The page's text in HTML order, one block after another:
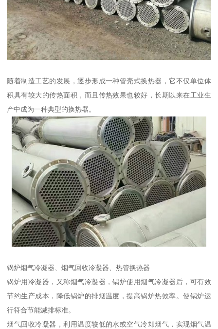
随着制造工艺的发展，逐步形成一种管壳式换热器，它不仅单位体
积具有较大的传热面积，而且传热效果也较好，长期以来在工业生
产中成为一种典型的换热器。
锅炉烟气冷凝器、烟气回收冷凝器、热管换热器
锅炉用冷凝器，又称烟气冷凝器，锅炉使用烟气冷凝器后，可有效
节约生产成本，降低锅炉的排烟温度，提高锅炉热效率。使锅炉运
行符合节能减排标准。
烟气回收冷凝器，利用温度较低的水或空气冷却烟气，实现烟气温